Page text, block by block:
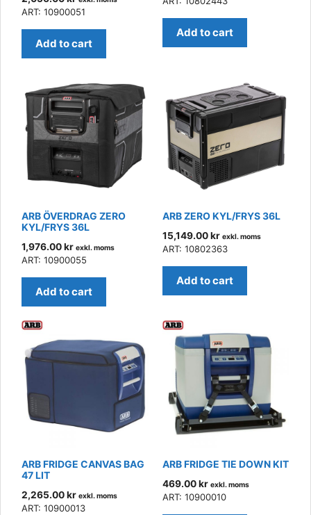
ART: 10900051
Add to cart
Add to cart
ARB ÖVERDRAG ZERO
KYL/FRYS 36L
1,976.00kr exkl. moms
ART: 10900055
Add to cart
ARB ZERO KYL/FRYS 36L
15,149.00kr exkl. moms
ART: 10802363
Add to cart
ARB FRIDGE CANVAS BAG
47 LIT
2,265.00kr exkl. moms
ART: 10900013
ARB FRIDGE TIE DOWN KIT
469.00kr exkl. moms
ART: 10900010